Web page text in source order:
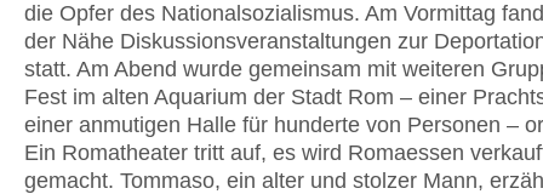
die Opfer des Nationalsozialismus. Am Vormittag
der Nähe Diskussionsveranstaltungen zur
statt. Am Abend wurde gemeinsam mit weiteren
Fest im alten Aquarium der Stadt Rom – einer
einer anmutigen Halle für hunderte von Personen –
Ein Romatheater tritt auf, es wird Romaessen
gemacht. Tommaso, ein alter und stolzer Mann,